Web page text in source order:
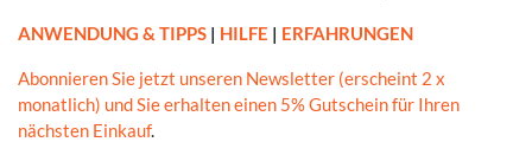
ANWENDUNG & TIPPS | HILFE | ERFAHRUNGEN
Abonnieren Sie jetzt unseren Newsletter (erscheint 2 x
monatlich) und Sie erhalten einen 5% Gutschein für Ihren
nächsten Einkauf.